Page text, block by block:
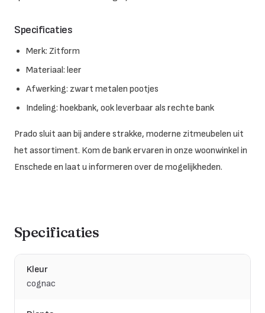
Specificaties
Merk: Zitform
Materiaal: leer
Afwerking: zwart metalen pootjes
Indeling: hoekbank, ook leverbaar als rechte bank
Prado sluit aan bij andere strakke, moderne zitmeubelen uit
het assortiment. Kom de bank ervaren in onze woonwinkel in
Enschede en laat u informeren over de mogelijkheden.
Specificaties
Kleur
cognac